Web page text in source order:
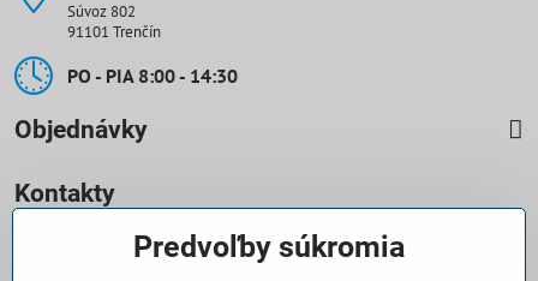
Súvoz 802
91101 Trenčín
PO - PIA 8:00 - 14:30
Objednávky
Kontakty
0918 708 070Predvoľby súkromia